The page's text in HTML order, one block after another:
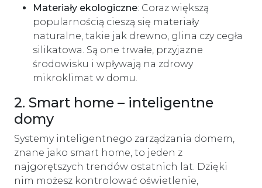
Materiały ekologiczne: Coraz większą
popularnością cieszą się materiały
naturalne, takie jak drewno, glina czy cegła
silikatowa. Są one trwałe, przyjazne
środowisku i wpływają na zdrowy
mikroklimat w domu.
2. Smart home – inteligentne
domy
Systemy inteligentnego zarządzania domem,
znane jako smart home, to jeden z
najgorętszych trendów ostatnich lat. Dzięki
nim możesz kontrolować oświetlenie,